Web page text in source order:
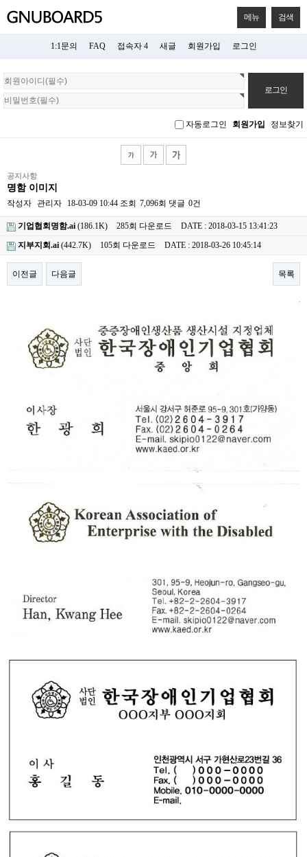
메뉴 검색
1:1문의 FAQ 접속자 4 새글 회원가입 로그인
회
원
로
자동로그인 회원가입 정보찾기
공지사항
명함 이미지
작성자 관리자 18-03-09 10:44 조회 7,096회 댓글 0건
기업협회명함.ai (186.1K) 285회 다운로드
DATE : 2018-03-15 13:41:23
지부지회.ai (442.7K) 105회 다운로드 DATE : 2018-03-26 10:45:14
이전글 다음글 목록